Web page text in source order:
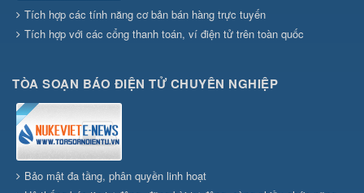
Tích hợp các tính năng cơ bản bán hàng trực tuyến
Tích hợp với các cổng thanh toán, ví điện tử trên toàn quốc
TÒA SOẠN BÁO ĐIỆN TỬ CHUYÊN NGHIỆP
Bảo mật đa tầng, phân quyền linh hoạt